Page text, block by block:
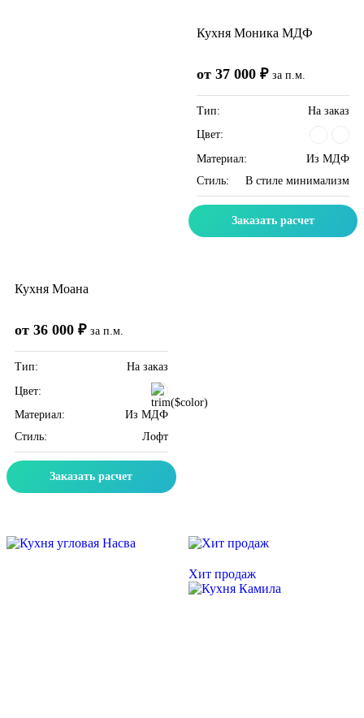
Кухня Моана
от 36 000 ₽ за п.м.
Тип:
На заказ
Цвет:
Материал:
Из МДФ
Стиль:
Лофт
Заказать расчет
Кухня Моника МДФ
от 37 000 ₽ за п.м.
Тип:
На заказ
Цвет:
Материал:
Из МДФ
Стиль:
В стиле минимализм
Заказать расчет
Хит продаж